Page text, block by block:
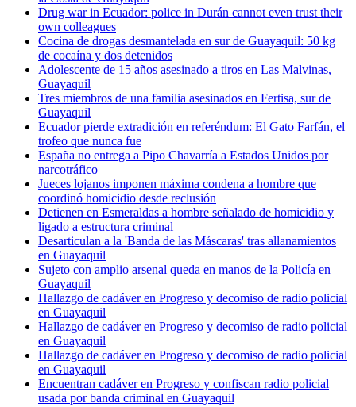
Drug war in Ecuador: police in Durán cannot even trust their
own colleagues
Cocina de drogas desmantelada en sur de Guayaquil: 50 kg
de cocaína y dos detenidos
Adolescente de 15 años asesinado a tiros en Las Malvinas,
Guayaquil
Tres miembros de una familia asesinados en Fertisa, sur de
Guayaquil
Ecuador pierde extradición en referéndum: El Gato Farfán, el
trofeo que nunca fue
España no entrega a Pipo Chavarría a Estados Unidos por
narcotráfico
Jueces lojanos imponen máxima condena a hombre que
coordinó homicidio desde reclusión
Detienen en Esmeraldas a hombre señalado de homicidio y
ligado a estructura criminal
Desarticulan a la 'Banda de las Máscaras' tras allanamientos
en Guayaquil
Sujeto con amplio arsenal queda en manos de la Policía en
Guayaquil
Hallazgo de cadáver en Progreso y decomiso de radio policial
en Guayaquil
Hallazgo de cadáver en Progreso y decomiso de radio policial
en Guayaquil
Hallazgo de cadáver en Progreso y decomiso de radio policial
en Guayaquil
Encuentran cadáver en Progreso y confiscan radio policial
usada por banda criminal en Guayaquil